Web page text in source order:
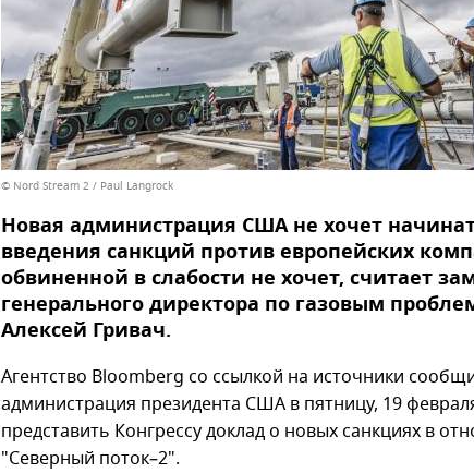
© Nord Stream 2 / Paul Langrock
Новая администрация США не хочет
введения санкций против европейских
обвиненной в слабости не хочет, считает
генерального директора по газовым
Алексей Гривач.
Агентство Bloomberg со ссылкой на источники
администрация президента США в пятницу, 19
представить Конгрессу доклад о новых санкциях в
"Северный поток–2".